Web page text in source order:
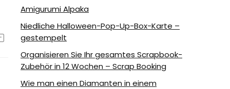
Amigurumi Alpaka
Niedliche Halloween-Pop-Up-Box-Karte –
gestempelt
Organisieren Sie Ihr gesamtes Scrapbook-
Zubehör in 12 Wochen – Scrap Booking
Wie man einen Diamanten in einem